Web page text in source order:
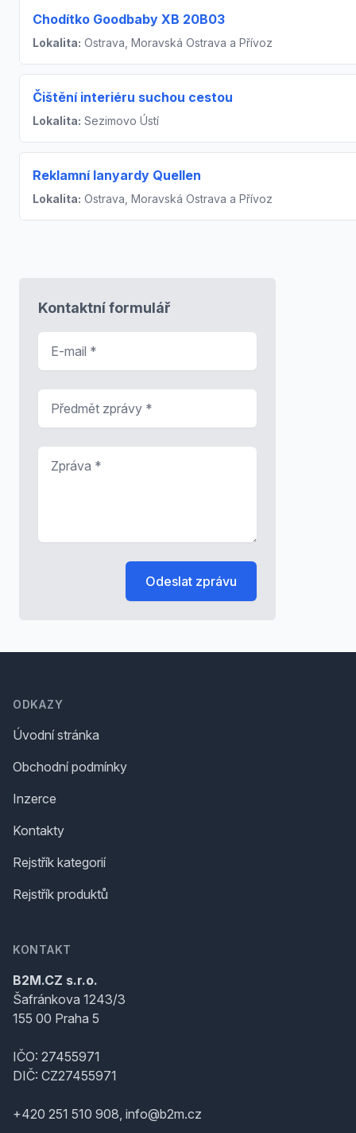
Chodítko Goodbaby XB 20B03
Lokalita: Ostrava, Moravská Ostrava a Přívoz
Čištění interiéru suchou cestou
Lokalita: Sezimovo Ústí
Reklamní lanyardy Quellen
Lokalita: Ostrava, Moravská Ostrava a Přívoz
Kontaktní formulář
Odeslat zprávu
ODKAZY
Úvodní stránka
Obchodní podmínky
Inzerce
Kontakty
Rejstřík kategorií
Rejstřík produktů
KONTAKT
B2M.CZ s.r.o.
Šafránkova 1243/3
155 00 Praha 5
IČO: 27455971
DIČ: CZ27455971
+420 251 510 908, info@b2m.cz